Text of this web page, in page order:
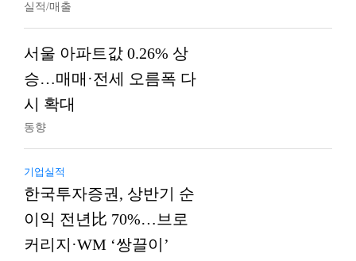
실적/매출
서울 아파트값 0.26% 상
승…매매·전세 오름폭 다
시 확대
동향
기업실적
한국투자증권, 상반기 순
이익 전년比 70%…브로
커리지·WM ‘쌍끌이’